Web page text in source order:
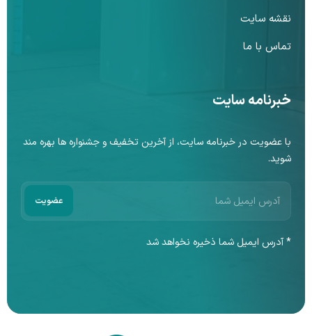
نقشه سایت
تماس با ما
خبرنامه سایت
با عضویت در خبرنامه سایت، از آخرین تخفیف و جشنواره ها بهره مند
شوید.
* آدرس ایمیل شما ذخیره نخواهد شد